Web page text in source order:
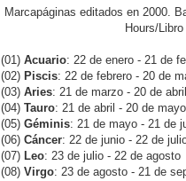
Marcapáginas editados en 2000.
Hours/
(01) Acuario: 22 de enero - 21 de
(02) Piscis: 22 de febrero - 20 de
(03) Aries: 21 de marzo - 20 de abril
(04) Tauro: 21 de abril - 20 de mayo
(05) Géminis: 21 de mayo - 21 de
(06) Cáncer: 22 de junio - 22 de
(07) Leo: 23 de julio - 22 de agosto
(08) Virgo: 23 de agosto - 21 de